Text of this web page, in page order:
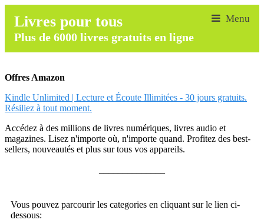
Livres pour tous
Plus de 6000 livres gratuits en ligne
Offres Amazon
Kindle Unlimited | Lecture et Écoute Illimitées - 30 jours gratuits.
Résiliez à tout moment.
Accédez à des millions de livres numériques, livres audio et
magazines. Lisez n'importe où, n'importe quand. Profitez des best-
sellers, nouveautés et plus sur tous vos appareils.
Vous pouvez parcourir les categories en cliquant sur le lien ci-
dessous: